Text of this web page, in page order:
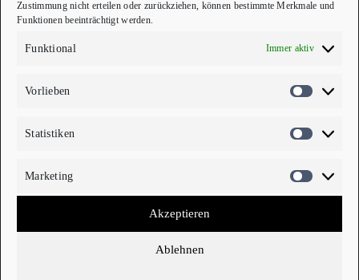
Zustimmung nicht erteilen oder zurückziehen, können bestimmte Merkmale und
Funktionen beeinträchtigt werden.
Funktional Immer aktiv
Vorlieben
Statistiken
Marketing
Akzeptieren
Ablehnen
„Der Stadt und der Region verpflichtet”
MEHR ÜBER DEN CLUB ZU WILHELMSHAVEN